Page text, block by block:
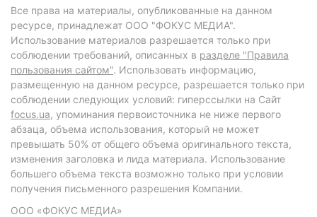
Все права на материалы, опубликованные на данном
ресурсе, принадлежат ООО "ФОКУС МЕДИА".
Использование материалов разрешается только при
соблюдении требований, описанных в разделе "Правила
пользования сайтом". Использовать информацию,
размещенную на данном ресурсе, разрешается только при
соблюдении следующих условий: гиперссылки на Сайт
focus.ua, упоминания первоисточника не ниже первого
абзаца, объема использования, который не может
превышать 50% от общего объема оригинального текста,
изменения заголовка и лида материала. Использование
большего объема текста возможно только при условии
получения письменного разрешения Компании.
ООО «ФОКУС МЕДИА»